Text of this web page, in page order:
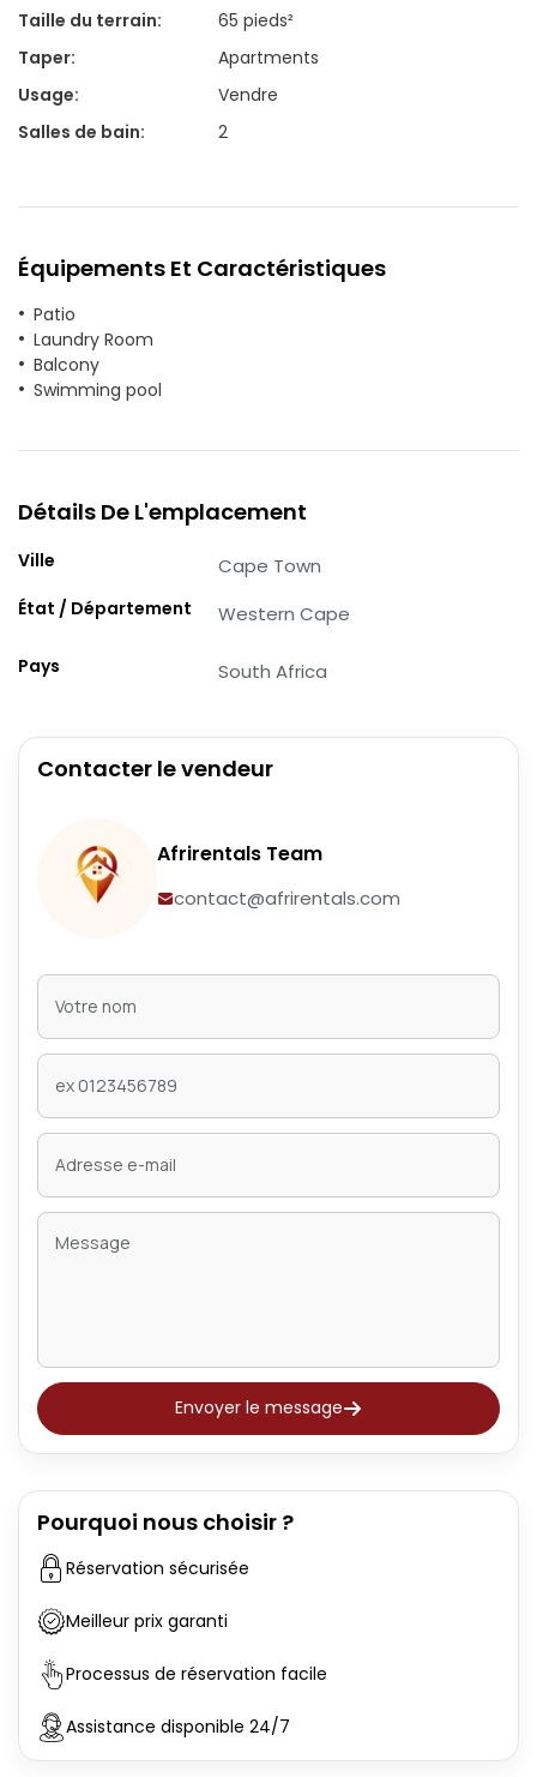
Taille du terrain:
65 pieds²
Taper:
Apartments
Usage:
Vendre
Salles de bain: 2
Équipements Et Caractéristiques
Patio
Laundry Room
Balcony
Swimming pool
Détails De L'emplacement
Ville Cape Town
État / Département Western Cape
Pays South Africa
Contacter le vendeur
Afrirentals Team
contact@afrirentals.com
Envoyer le message
Pourquoi nous choisir ?
Réservation sécurisée
Meilleur prix garanti
Processus de réservation facile
Assistance disponible 24/7